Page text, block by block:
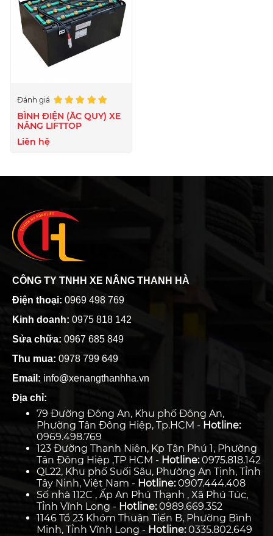
Đánh giá
BÌNH ĐIỆN (ẮC QUY) XE
NÂNG LIFTTOP
Liên hệ
CÔNG TY TNHH XE NÂNG THANH HÀ
Điện thoại: 0969 498 769
Kinh doanh: 0975 818 142
Sửa chữa: 0967 685 849
Thu mua: 0978 799 649
Email: info@xenangthanhha.vn
Địa chỉ:
79 Đường Đông An, Khu phố Đông An,
Phường Tân Đông Hiệp, Tp.HCM - Hotline:
0969.498.769
123 Đường Thanh Niên, Kp Tân Phú 1, Phường
Tân Đông Hiệp ,TP HCM - Hotline:0975.818.142
QL22, Khu phố Suối Sâu, Phường An Tịnh, Tỉnh
Tây Ninh, Việt Nam - Hotline:0907.444.408
Số nhà 112C , Ấp An Phú Thạnh , Xã Phú Túc,
Tỉnh Vĩnh Long - Hotline:0989.669.352
1146 Tổ 23 Khóm Thuận Tiến B, Phường Bình
Minh, Tỉnh Vĩnh Long - Hotline:0335.802.649